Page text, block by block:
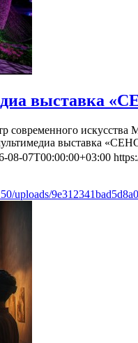
выставка
современного искусства
выставка
08-07T00:00:00+03:00
uploads/